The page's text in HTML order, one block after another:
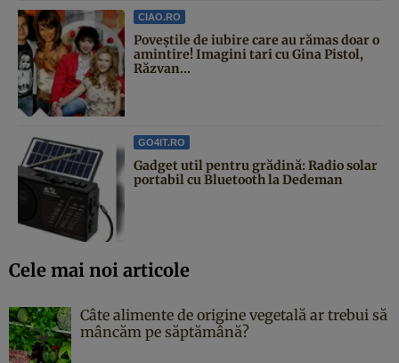
CIAO.RO
Poveştile de iubire care au rămas doar o
amintire! Imagini tari cu Gina Pistol,
Răzvan...
GO4IT.RO
Gadget util pentru grădină: Radio solar
portabil cu Bluetooth la Dedeman
Cele mai noi articole
Câte alimente de origine vegetală ar trebui să
mâncăm pe săptămână?